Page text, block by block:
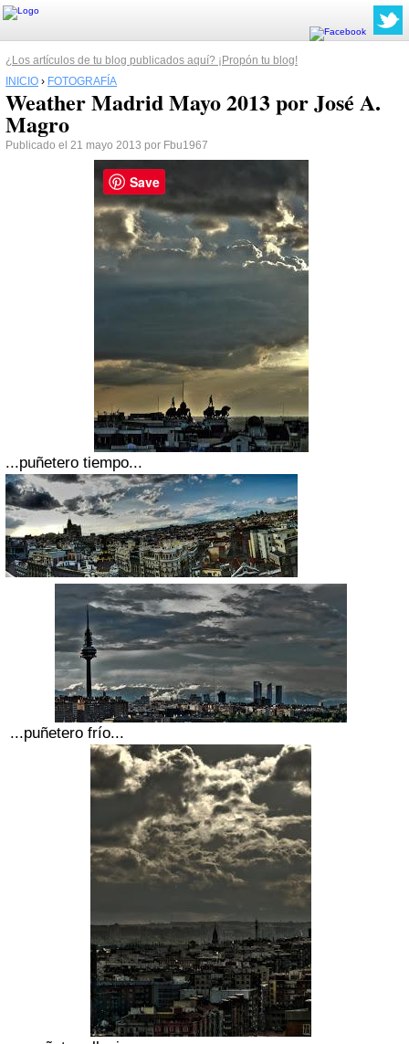
¿Los artículos de tu blog publicados aquí? ¡Propón tu blog!
INICIO › FOTOGRAFÍA
Weather Madrid Mayo 2013 por José A.
Magro
Publicado el 21 mayo 2013 por Fbu1967
...puñetero tiempo...
...puñetero frío...
Save